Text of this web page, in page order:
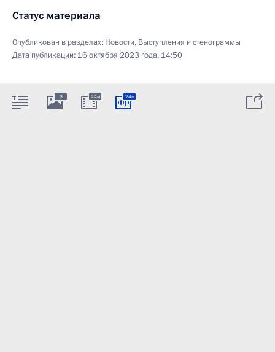
Статус материала
Опубликован в разделах: Новости, Выступления и стенограммы
Дата публикации: 16 октября 2023 года, 14:50
3 24м 24м